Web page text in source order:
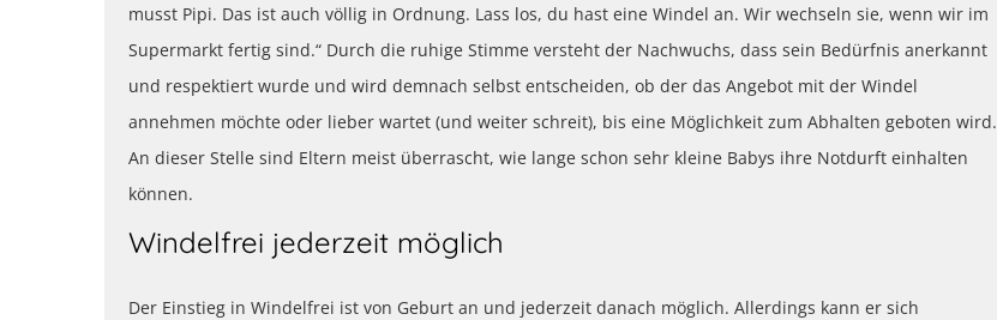
musst Pipi. Das ist auch völlig in Ordnung. Lass los, du hast eine Windel an. Wir wechseln sie, wenn wir im
Supermarkt fertig sind.“ Durch die ruhige Stimme versteht der Nachwuchs, dass sein Bedürfnis anerkannt
und respektiert wurde und wird demnach selbst entscheiden, ob der das Angebot mit der Windel
annehmen möchte oder lieber wartet (und weiter schreit), bis eine Möglichkeit zum Abhalten geboten wird.
An dieser Stelle sind Eltern meist überrascht, wie lange schon sehr kleine Babys ihre Notdurft einhalten
können.
Windelfrei jederzeit möglich
Der Einstieg in Windelfrei ist von Geburt an und jederzeit danach möglich. Allerdings kann er sich